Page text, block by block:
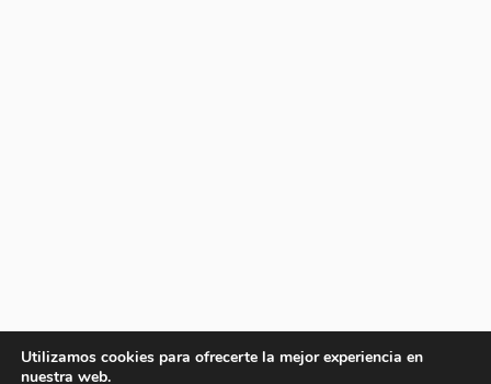
Utilizamos cookies para ofrecerte la mejor experiencia en
nuestra web.